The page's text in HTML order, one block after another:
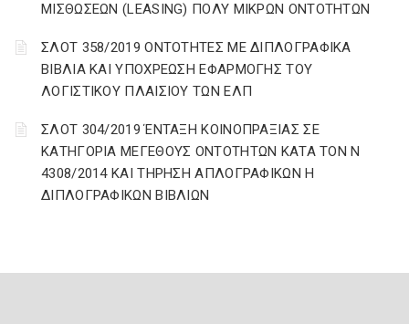
ΜΙΣΘΩΣΕΩΝ (LEASING) ΠΟΛΥ ΜΙΚΡΩΝ ΟΝΤΟΤΗΤΩΝ
ΣΛΟΤ 358/2019 ΟΝΤΟΤΗΤΕΣ ΜΕ ΔΙΠΛΟΓΡΑΦΙΚΑ
ΒΙΒΛΙΑ ΚΑΙ ΥΠΟΧΡΕΩΣΗ ΕΦΑΡΜΟΓΗΣ ΤΟΥ
ΛΟΓΙΣΤΙΚΟΥ ΠΛΑΙΣΙΟΥ ΤΩΝ ΕΛΠ
ΣΛΟΤ 304/2019 ΈΝΤΑΞΗ ΚΟΙΝΟΠΡΑΞΙΑΣ ΣΕ
ΚΑΤΗΓΟΡΙΑ ΜΕΓΕΘΟΥΣ ΟΝΤΟΤΗΤΩΝ ΚΑΤΑ ΤΟΝ Ν
4308/2014 ΚΑΙ ΤΗΡΗΣΗ ΑΠΛΟΓΡΑΦΙΚΩΝ Η
ΔΙΠΛΟΓΡΑΦΙΚΩΝ ΒΙΒΛΙΩΝ